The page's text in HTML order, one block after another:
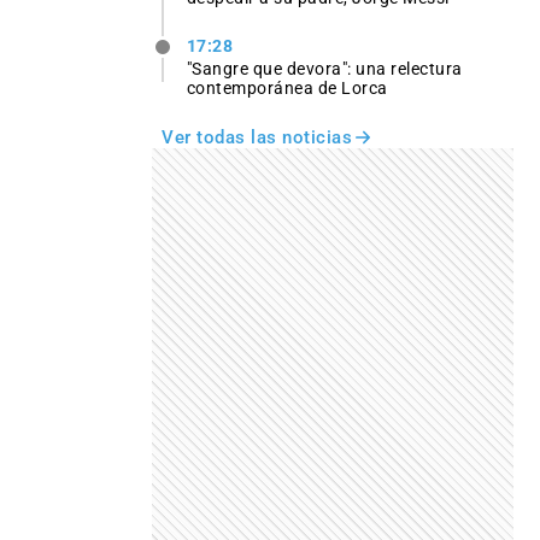
17:28
"Sangre que devora": una relectura
contemporánea de Lorca
Ver todas las noticias